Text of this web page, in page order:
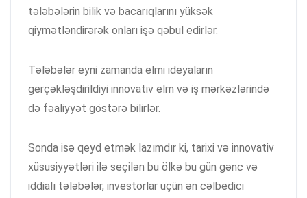
tələbələrin bilik və bacarıqlarını yüksək
qiymətləndirərək onları işə qəbul edirlər.
Tələbələr eyni zamanda elmi ideyaların
gerçəkləşdirildiyi innovativ elm və iş mərkəzlərində
də fəaliyyət göstərə bilirlər.
Sonda isə qeyd etmək lazımdır ki, tarixi və innovativ
xüsusiyyətləri ilə seçilən bu ölkə bu gün gənc və
iddialı tələbələr, investorlar üçün ən cəlbedici